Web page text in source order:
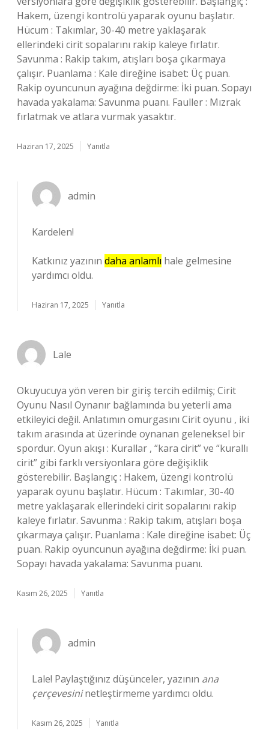
Hakem, üzengi kontrolü yaparak oyunu başlatır.
Hücum : Takımlar, 30-40 metre yaklaşarak
ellerindeki cirit sopalarını rakip kaleye fırlatır.
Savunma : Rakip takım, atışları boşa çıkarmaya
çalışır. Puanlama : Kale direğine isabet: Üç puan.
Rakip oyuncunun ayağına değdirme: İki puan. Sopayı
havada yakalama: Savunma puanı. Fauller : Mızrak
fırlatmak ve atlara vurmak yasaktır.
Haziran 17, 2025 Yanıtla
admin
Kardelen!
Katkınız yazının daha anlamlı hale gelmesine
yardımcı oldu.
Haziran 17, 2025 Yanıtla
Lale
Okuyucuya yön veren bir giriş tercih edilmiş; Cirit
Oyunu Nasıl Oynanır bağlamında bu yeterli ama
etkileyici değil. Anlatımın omurgasını Cirit oyunu , iki
takım arasında at üzerinde oynanan geleneksel bir
spordur. Oyun akışı : Kurallar , “kara cirit” ve “kurallı
cirit” gibi farklı versiyonlara göre değişiklik
gösterebilir. Başlangıç : Hakem, üzengi kontrolü
yaparak oyunu başlatır. Hücum : Takımlar, 30-40
metre yaklaşarak ellerindeki cirit sopalarını rakip
kaleye fırlatır. Savunma : Rakip takım, atışları boşa
çıkarmaya çalışır. Puanlama : Kale direğine isabet: Üç
puan. Rakip oyuncunun ayağına değdirme: İki puan.
Sopayı havada yakalama: Savunma puanı.
Kasım 26, 2025 Yanıtla
admin
Lale! Paylaştığınız düşünceler, yazının ana
çerçevesininetleştirmeme yardımcı oldu.
Kasım 26, 2025 Yanıtla